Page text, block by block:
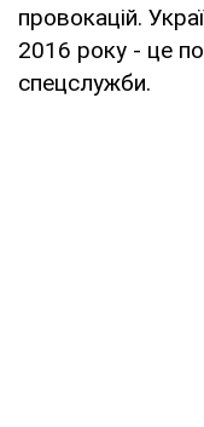
провокацій.
2016 року - це
спецслужби.